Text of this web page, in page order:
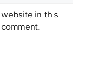
in this